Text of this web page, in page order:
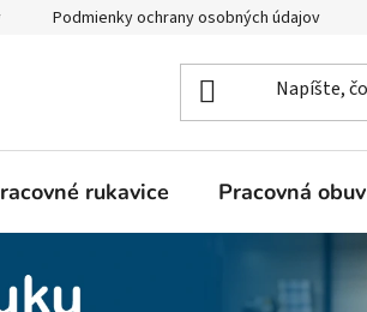
Podmienky ochrany osobných údajov
rukavice Pracovná obuv